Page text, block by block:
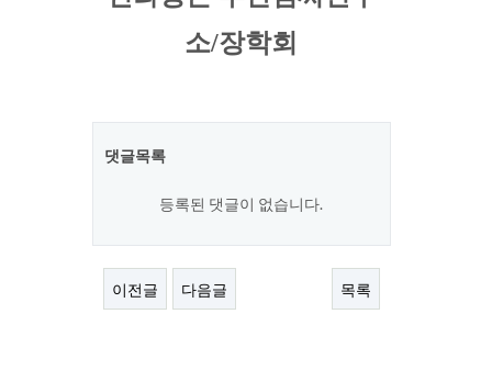
소/장학회
댓글목록
등록된 댓글이 없습니다.
이전글 다음글 목록